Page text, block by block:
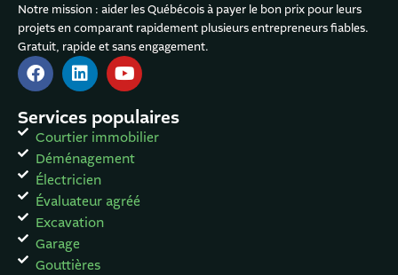
Notre mission : aider les Québécois à payer le bon prix pour leurs
projets en comparant rapidement plusieurs entrepreneurs fiables.
Gratuit, rapide et sans engagement.
Services populaires
Courtier immobilier
Déménagement
Électricien
Évaluateur agréé
Excavation
Garage
Gouttières